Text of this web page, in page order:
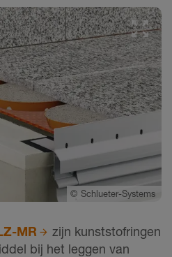
© Schlueter-Systems
MR
zijn kunststofringen
bij het leggen van